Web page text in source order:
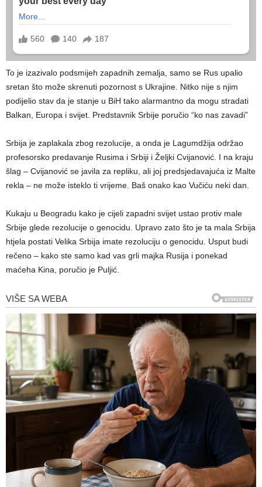
To je izazivalo podsmijeh zapadnih zemalja, samo se Rus upalio
sretan što može skrenuti pozornost s Ukrajine. Nitko nije s njim
podijelio stav da je stanje u BiH tako alarmantno da mogu stradati
Balkan, Europa i svijet. Predstavnik Srbije poručio “ko nas zavadi”
Srbija je zaplakala zbog rezolucije, a onda je Lagumdžija održao
profesorsko predavanje Rusima i Srbiji i Željki Cvijanović. I na kraju
šlag – Cvijanović se javila za repliku, ali joj predsjedavajuća iz Malte
rekla – ne može isteklo ti vrijeme. Baš onako kao Vučiću neki dan.
Kukaju u Beogradu kako je cijeli zapadni svijet ustao protiv male
Srbije glede rezolucije o genocidu. Upravo zato što je ta mala Srbija
htjela postati Velika Srbija imate rezoluciju o genocidu. Usput budi
rečeno – kako ste samo kad vas grli majka Rusija i ponekad
maćeha Kina, poručio je Puljić.